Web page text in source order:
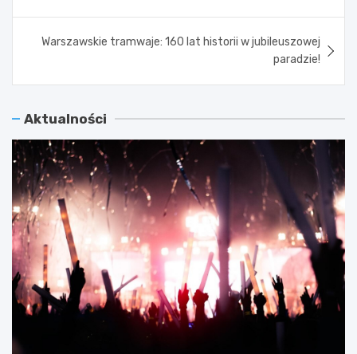
Warszawskie tramwaje: 160 lat historii w jubileuszowej
paradzie!
Aktualności